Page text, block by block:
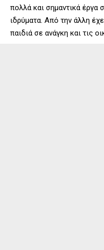
πολλά και σημαντικά έργα
ιδρύματα. Από την άλλη
παιδιά σε ανάγκη και τις